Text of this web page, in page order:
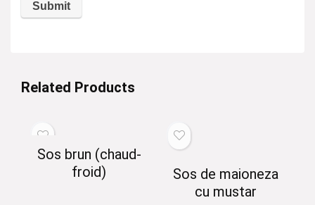
Related Products
Sos brun (chaud-
froid)
Sos de maioneza
cu mustar